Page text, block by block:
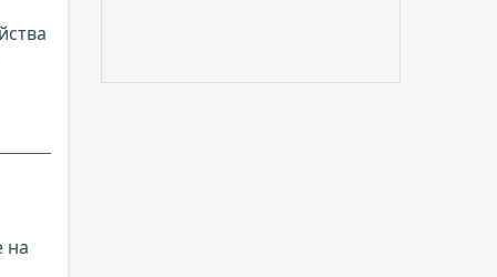
на